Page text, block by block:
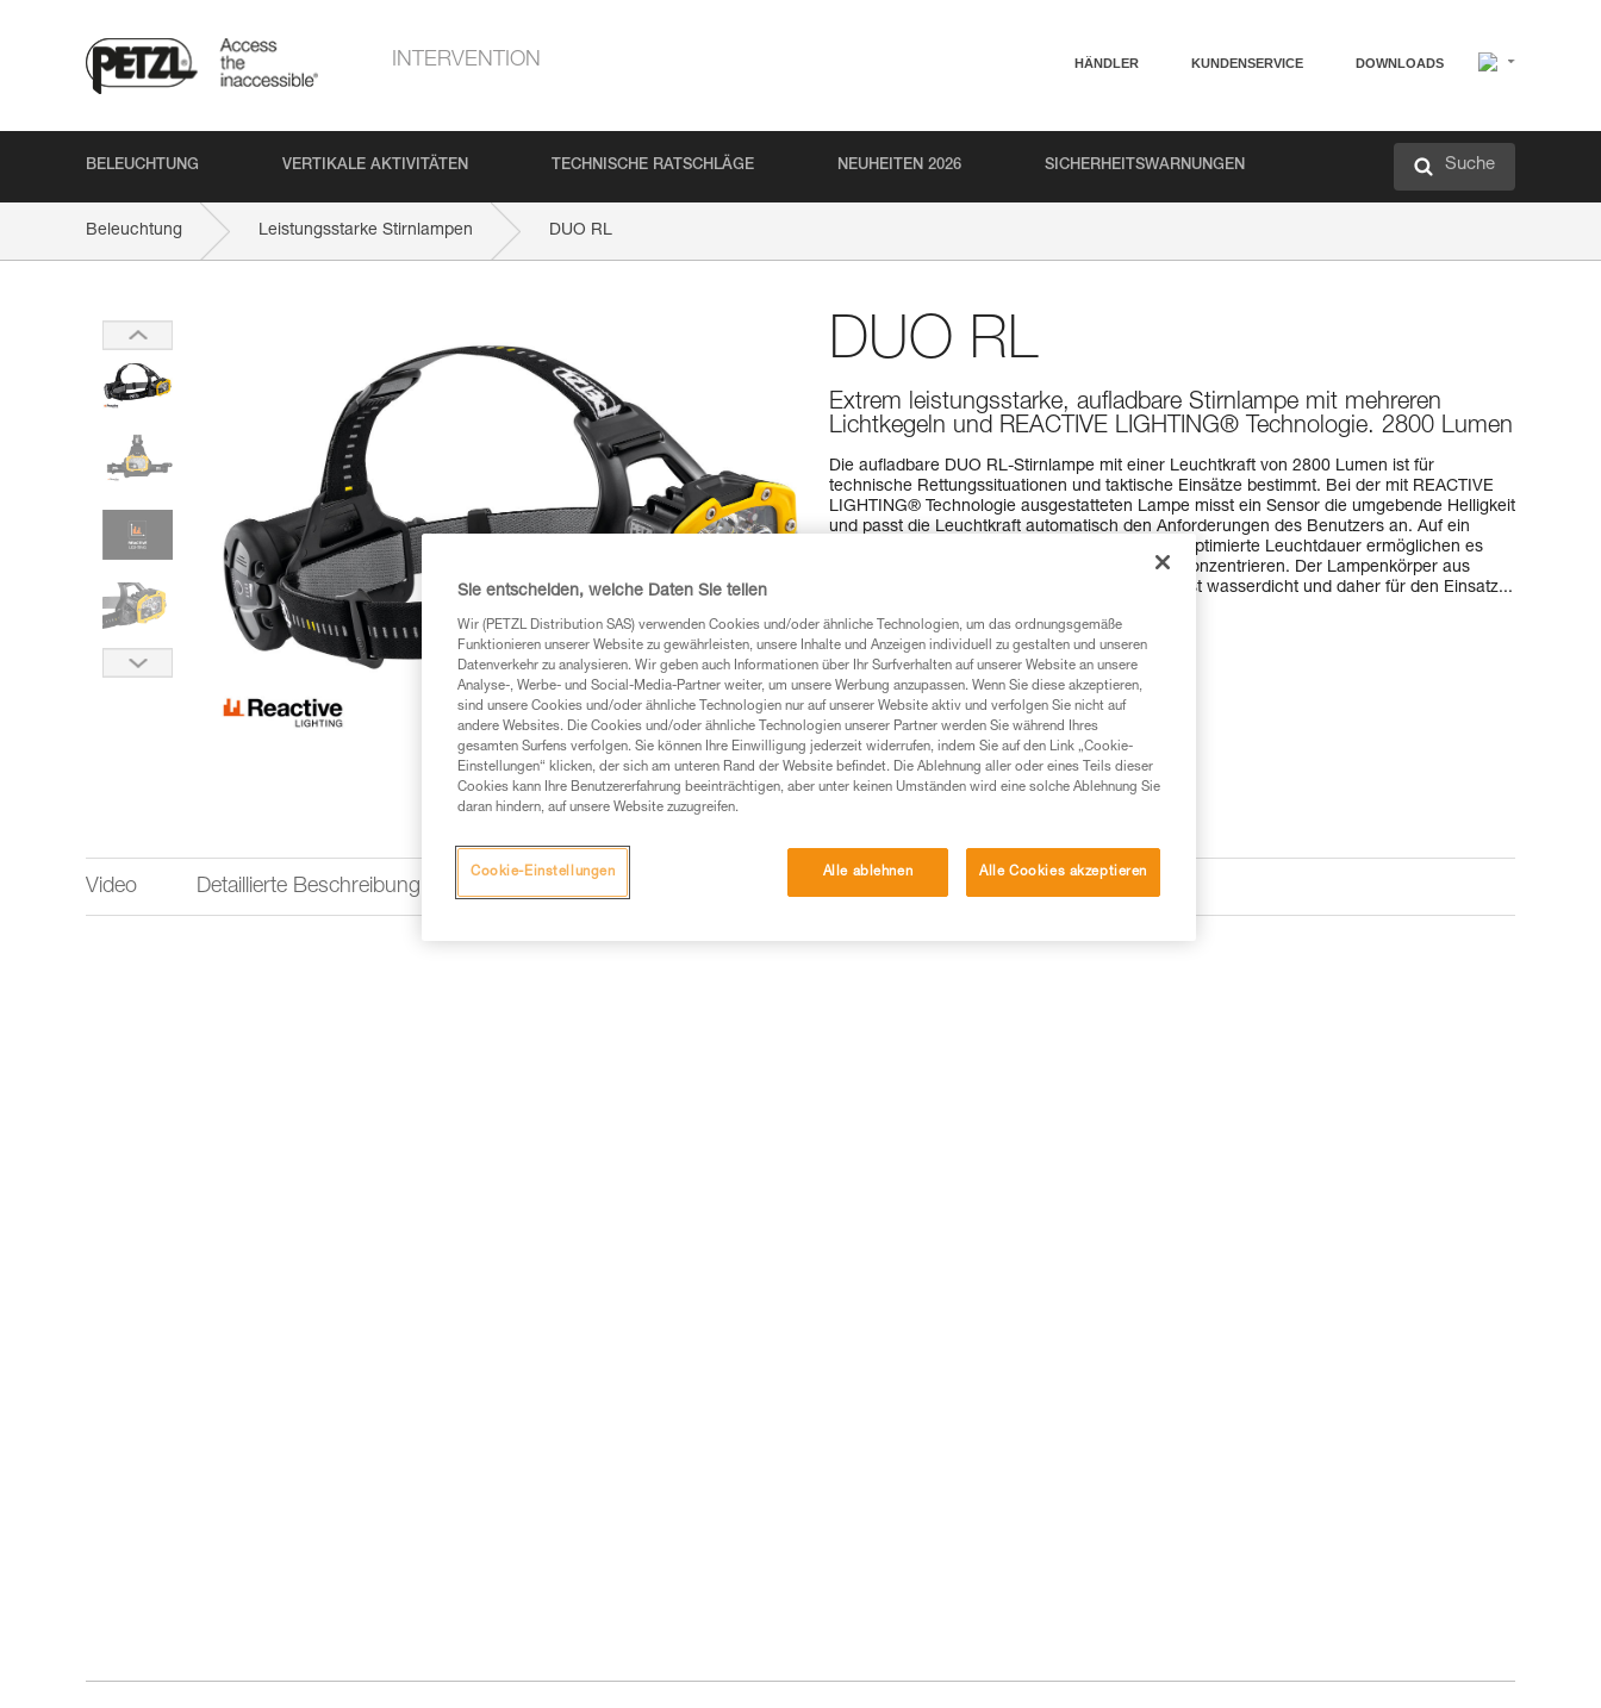
INTERVENTION HÄNDLER KUNDENSERVICE DOWNLOADS
BELEUCHTUNG VERTIKALE AKTIVITÄTEN TECHNISCHE RATSCHLÄGE NEUHEITEN 2026 SICHERHEITSWARNUNGEN Suche
Beleuchtung Leistungsstarke Stirnlampen DUO RL
DUO RL
Extrem leistungsstarke, aufladbare Stirnlampe mit mehreren
Lichtkegeln und REACTIVE LIGHTING® Technologie. 2800 Lumen
Die aufladbare DUO RL-Stirnlampe mit einer Leuchtkraft von 2800 Lumen ist für
technische Rettungssituationen und taktische Einsätze bestimmt. Bei der mit REACTIVE
LIGHTING® Technologie ausgestatteten Lampe misst ein Sensor die umgebende Helligkeit
und passt die Leuchtkraft automatisch den Anforderungen des Benutzers an. Auf ein
Minimum reduzierte manuelle Eingriffe und die optimierte Leuchtdauer ermöglichen es
dem Benutzer, sich ganz auf seine Aktivität zu konzentrieren. Der Lampenkörper aus
Aluminium ist besonders stoßfest. Die DUO RL ist wasserdicht und daher für den Einsatz...
Einen Händler finden
Video Detaillierte Beschreibung
Sie entscheiden, welche Daten Sie teilen
Wir (PETZL Distribution SAS) verwenden Cookies und/oder ähnliche Technologien, um das ordnungsgemäße
Funktionieren unserer Website zu gewährleisten, unsere Inhalte und Anzeigen individuell zu gestalten und unseren
Datenverkehr zu analysieren. Wir geben auch Informationen über Ihr Surfverhalten auf unserer Website an unsere
Analyse-, Werbe- und Social-Media-Partner weiter, um unsere Werbung anzupassen. Wenn Sie diese akzeptieren,
sind unsere Cookies und/oder ähnliche Technologien nur auf unserer Website aktiv und verfolgen Sie nicht auf
andere Websites. Die Cookies und/oder ähnliche Technologien unserer Partner werden Sie während Ihres
gesamten Surfens verfolgen. Sie können Ihre Einwilligung jederzeit widerrufen, indem Sie auf den Link „Cookie-
Einstellungen“ klicken, der sich am unteren Rand der Website befindet. Die Ablehnung aller oder eines Teils dieser
Cookies kann Ihre Benutzererfahrung beeinträchtigen, aber unter keinen Umständen wird eine solche Ablehnung Sie
daran hindern, auf unsere Website zuzugreifen.
Alle ablehnen Alle Cookies akzeptieren
Cookie-Einstellungen